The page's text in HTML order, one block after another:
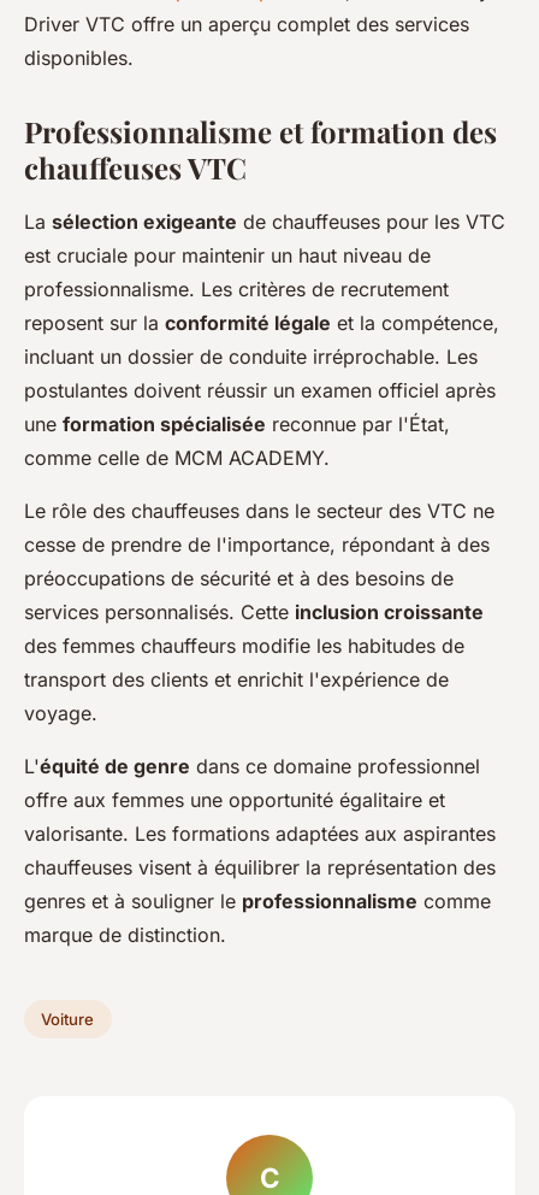
Driver VTC offre un aperçu complet des services
disponibles.
Professionnalisme et formation des
chauffeuses VTC
La sélection exigeante de chauffeuses pour les VTC
est cruciale pour maintenir un haut niveau de
professionnalisme. Les critères de recrutement
reposent sur la conformité légale et la compétence,
incluant un dossier de conduite irréprochable. Les
postulantes doivent réussir un examen officiel après
une formation spécialisée reconnue par l'État,
comme celle de MCM ACADEMY.
Le rôle des chauffeuses dans le secteur des VTC ne
cesse de prendre de l'importance, répondant à des
préoccupations de sécurité et à des besoins de
services personnalisés. Cette inclusion croissante
des femmes chauffeurs modifie les habitudes de
transport des clients et enrichit l'expérience de
voyage.
L'équité de genre dans ce domaine professionnel
offre aux femmes une opportunité égalitaire et
valorisante. Les formations adaptées aux aspirantes
chauffeuses visent à équilibrer la représentation des
genres et à souligner le professionnalisme comme
marque de distinction.
Voiture
C